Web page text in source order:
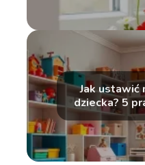
Jak ustawić
dziecka? 5